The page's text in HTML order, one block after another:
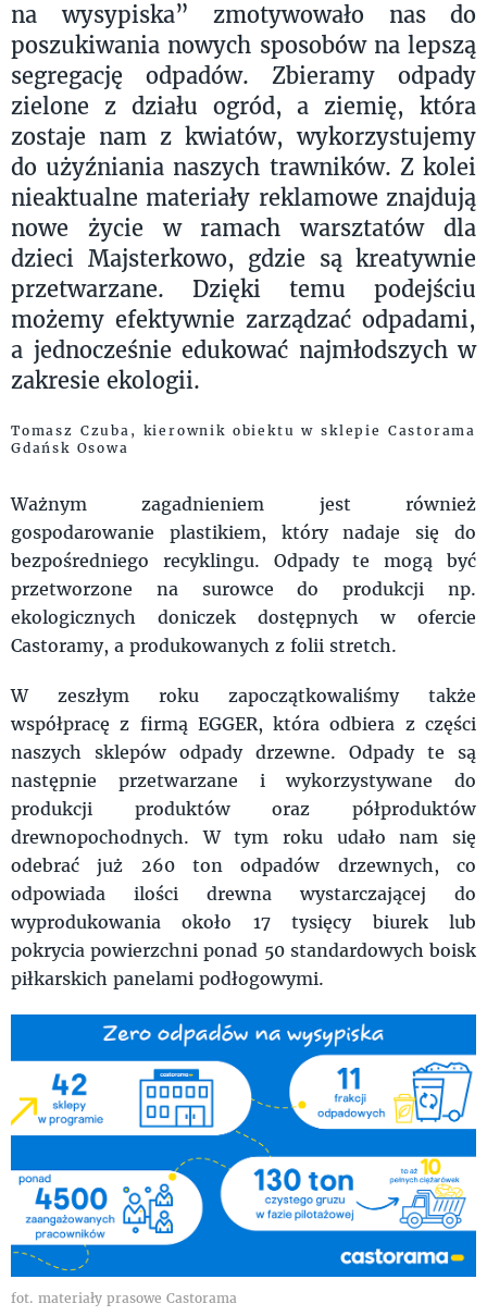
na wysypiska” zmotywowało nas do
poszukiwania nowych sposobów na lepszą
segregację odpadów. Zbieramy odpady
zielone z działu ogród, a ziemię, która
zostaje nam z kwiatów, wykorzystujemy
do użyźniania naszych trawników. Z kolei
nieaktualne materiały reklamowe znajdują
nowe życie w ramach warsztatów dla
dzieci Majsterkowo, gdzie są kreatywnie
przetwarzane. Dzięki temu podejściu
możemy efektywnie zarządzać odpadami,
a jednocześnie edukować najmłodszych w
zakresie ekologii.
Tomasz Czuba, kierownik obiektu w sklepie Castorama
Gdańsk Osowa
Ważnym zagadnieniem jest również
gospodarowanie plastikiem, który nadaje się do
bezpośredniego recyklingu. Odpady te mogą być
przetworzone na surowce do produkcji np.
ekologicznych doniczek dostępnych w ofercie
Castoramy, a produkowanych z folii stretch.
W zeszłym roku zapoczątkowaliśmy także
współpracę z firmą EGGER, która odbiera z części
naszych sklepów odpady drzewne. Odpady te są
następnie przetwarzane i wykorzystywane do
produkcji produktów oraz półproduktów
drewnopochodnych. W tym roku udało nam się
odebrać już 260 ton odpadów drzewnych, co
odpowiada ilości drewna wystarczającej do
wyprodukowania około 17 tysięcy biurek lub
pokrycia powierzchni ponad 50 standardowych boisk
piłkarskich panelami podłogowymi.
fot. materiały prasowe Castorama